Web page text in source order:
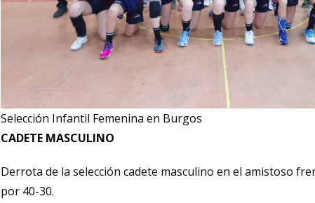
Selección Infantil Femenina en Burgos
CADETE MASCULINO
Derrota de la selección cadete masculino en el amistoso
por 40-30.